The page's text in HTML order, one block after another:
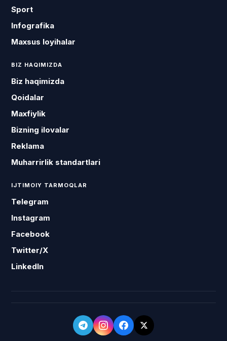
Sport
Infografika
Maxsus loyihalar
BIZ HAQIMIZDA
Biz haqimizda
Qoidalar
Maxfiylik
Bizning ilovalar
Reklama
Muharrirlik standartlari
IJTIMOIY TARMOQLAR
Telegram
Instagram
Facebook
Twitter/X
LinkedIn